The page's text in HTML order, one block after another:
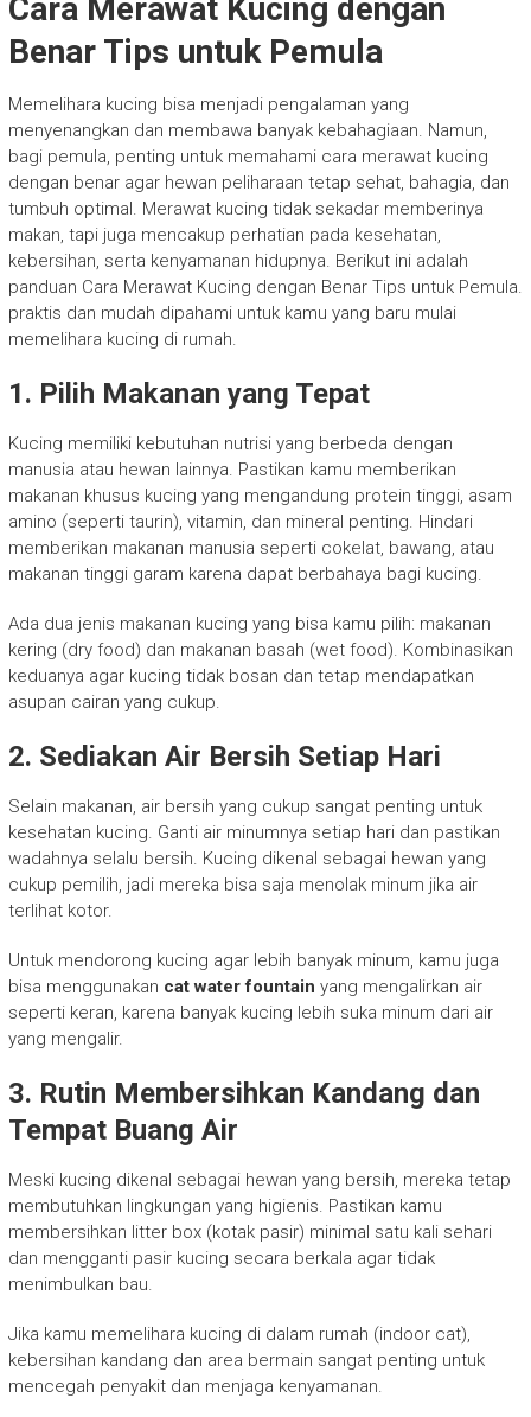
Cara Merawat Kucing dengan
Benar Tips untuk Pemula
Memelihara kucing bisa menjadi pengalaman yang
menyenangkan dan membawa banyak kebahagiaan. Namun,
bagi pemula, penting untuk memahami cara merawat kucing
dengan benar agar hewan peliharaan tetap sehat, bahagia, dan
tumbuh optimal. Merawat kucing tidak sekadar memberinya
makan, tapi juga mencakup perhatian pada kesehatan,
kebersihan, serta kenyamanan hidupnya. Berikut ini adalah
panduan Cara Merawat Kucing dengan Benar Tips untuk Pemula.
praktis dan mudah dipahami untuk kamu yang baru mulai
memelihara kucing di rumah.
1. Pilih Makanan yang Tepat
Kucing memiliki kebutuhan nutrisi yang berbeda dengan
manusia atau hewan lainnya. Pastikan kamu memberikan
makanan khusus kucing yang mengandung protein tinggi, asam
amino (seperti taurin), vitamin, dan mineral penting. Hindari
memberikan makanan manusia seperti cokelat, bawang, atau
makanan tinggi garam karena dapat berbahaya bagi kucing.
Ada dua jenis makanan kucing yang bisa kamu pilih: makanan
kering (dry food) dan makanan basah (wet food). Kombinasikan
keduanya agar kucing tidak bosan dan tetap mendapatkan
asupan cairan yang cukup.
2. Sediakan Air Bersih Setiap Hari
Selain makanan, air bersih yang cukup sangat penting untuk
kesehatan kucing. Ganti air minumnya setiap hari dan pastikan
wadahnya selalu bersih. Kucing dikenal sebagai hewan yang
cukup pemilih, jadi mereka bisa saja menolak minum jika air
terlihat kotor.
Untuk mendorong kucing agar lebih banyak minum, kamu juga
bisa menggunakan cat water fountain yang mengalirkan air
seperti keran, karena banyak kucing lebih suka minum dari air
yang mengalir.
3. Rutin Membersihkan Kandang dan
Tempat Buang Air
Meski kucing dikenal sebagai hewan yang bersih, mereka tetap
membutuhkan lingkungan yang higienis. Pastikan kamu
membersihkan litter box (kotak pasir) minimal satu kali sehari
dan mengganti pasir kucing secara berkala agar tidak
menimbulkan bau.
Jika kamu memelihara kucing di dalam rumah (indoor cat),
kebersihan kandang dan area bermain sangat penting untuk
mencegah penyakit dan menjaga kenyamanan.